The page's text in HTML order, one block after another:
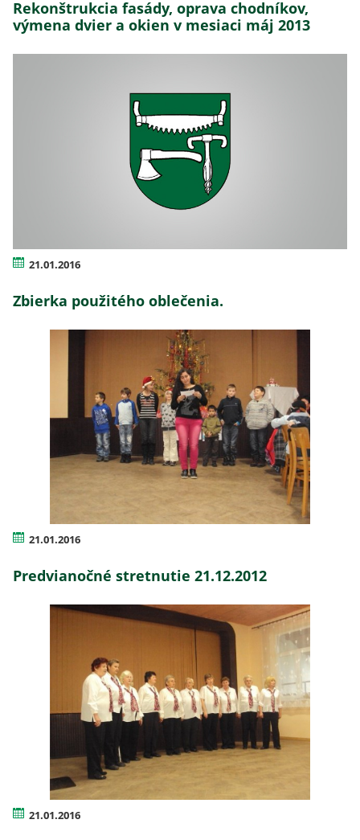
Rekonštrukcia fasády, oprava chodníkov,
výmena dvier a okien v mesiaci máj 2013
21.01.2016
Zbierka použitého oblečenia.
21.01.2016
Predvianočné stretnutie 21.12.2012
21.01.2016